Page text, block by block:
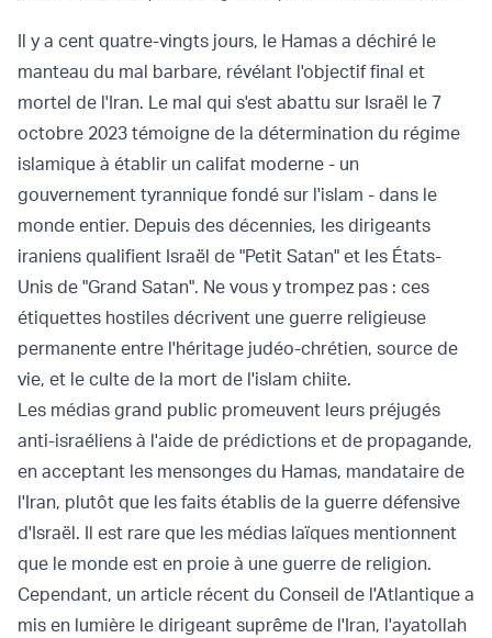
Il y a cent quatre-vingts jours, le Hamas a déchiré le
manteau du mal barbare, révélant l'objectif final et
mortel de l'Iran. Le mal qui s'est abattu sur Israël le 7
octobre 2023 témoigne de la détermination du régime
islamique à établir un califat moderne - un
gouvernement tyrannique fondé sur l'islam - dans le
monde entier. Depuis des décennies, les dirigeants
iraniens qualifient Israël de "Petit Satan" et les États-
Unis de "Grand Satan". Ne vous y trompez pas : ces
étiquettes hostiles décrivent une guerre religieuse
permanente entre l'héritage judéo-chrétien, source de
vie, et le culte de la mort de l'islam chiite.
Les médias grand public promeuvent leurs préjugés
anti-israéliens à l'aide de prédictions et de propagande,
en acceptant les mensonges du Hamas, mandataire de
l'Iran, plutôt que les faits établis de la guerre défensive
d'Israël. Il est rare que les médias laïques mentionnent
que le monde est en proie à une guerre de religion.
Cependant, un article récent du Conseil de l'Atlantique a
mis en lumière le dirigeant suprême de l'Iran, l'ayatollah